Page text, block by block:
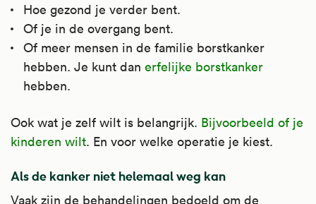
Hoe gezond je verder bent.
Of je in de overgang bent.
Of meer mensen in de familie borstkanker
hebben. Je kunt dan erfelijke borstkanker
hebben.
Ook wat je zelf wilt is belangrijk. Bijvoorbeeld of je
kinderen wilt. En voor welke operatie je kiest.
Als de kanker niet helemaal weg kan
Vaak zijn de behandelingen bedoeld om de